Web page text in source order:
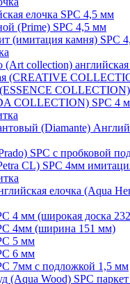
елочка SPC 4,5 мм
(Prime) SPC 4,5 мм
(имитация камня) SPC
(Art collection)
(CREATIVE
COLLECTION) SPC 4
(Diamante)
SPC с пробковой
CL) SPC 4мм
елочка (Aqua
4 мм (широкая доска
4мм (ширина 151 мм)
5 мм
6 мм
7мм c подложкой 1,5 мм
(Aqua Wood) SPC